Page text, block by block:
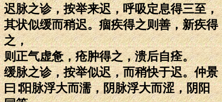
迟脉之诊，按举来迟，呼吸定息得三至，
其状似缓而稍迟。痼疾得之则善，新疾得
之，
则正气虚惫，疮肿得之，溃后自痊。
缓脉之诊，按举似迟，而稍快于迟。仲景
曰∶阳脉浮大而濡，阴脉浮大而涩，阴阳